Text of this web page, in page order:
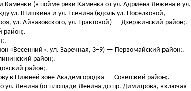
Каменки (в пойме реки Каменка от ул. Адриена Лежена и ул.
ул. Шишкина и ул. Есенина (вдоль ул. Поселковой,
ул. Айвазовского, ул. Трактовой) — Дзержинский район;.
район;.
«Весенний», ул. Заречная, 3−9) — Первомайский район;.
район;.
район;.
в Нижней зоне Академгородка — Советский район;.
ул. Ленина (от площади Ленина до пр. Димитрова, включая